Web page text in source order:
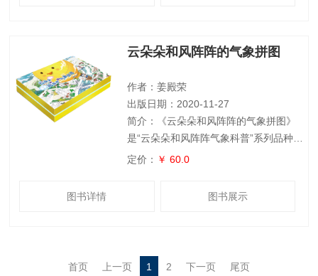
覆盖率监测等等。图书采用立体效果，将
盖、拉页等方式拓展科普卫星相关知识，
极富创造性和互
云朵朵和风阵阵的气象拼图
作者：姜殿荣
出版日期：2020-11-27
简介：《云朵朵和风阵阵的气象拼图》
是“云朵朵和风阵阵气象科普”系列品种之
一，仍然以气象科普小卫士云朵朵和风阵
和霾、干旱六个内容，通过唯美而又童趣
定价： ￥ 60.0
图书详情 图书展示
首页 上一页 1 2 下一页 尾页